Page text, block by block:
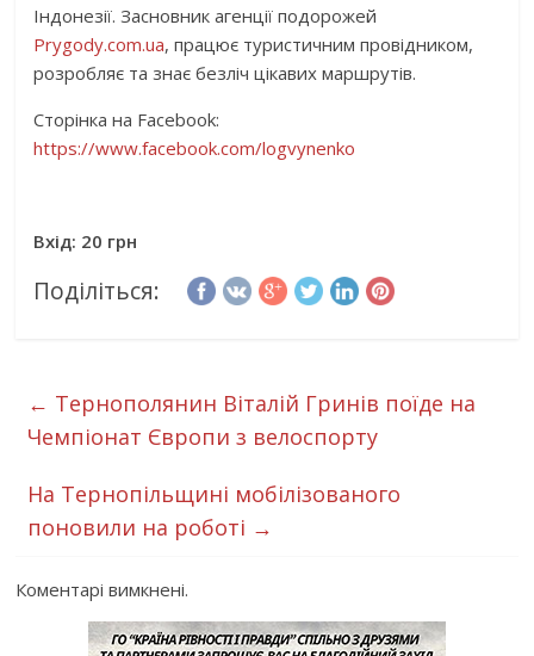
Індонезії. Засновник агенції подорожей
Prygody.com.ua, працює туристичним провідником,
розробляє та знає безліч цікавих маршрутів.
Сторінка на Facebook:
https://www.facebook.com/logvynenko
Вхід: 20 грн
Поділіться:
← Тернополянин Віталій Гринів поїде на
Чемпіонат Європи з велоспорту
На Тернопільщині мобілізованого
поновили на роботі →
Коментарі вимкнені.